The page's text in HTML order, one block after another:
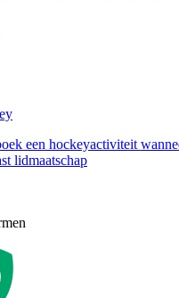
een hockeyactiviteit
lidmaatschap